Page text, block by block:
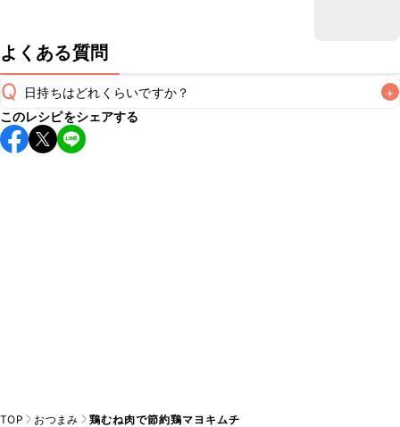
よくある質問
Q 日持ちはどれくらいですか？ +
保存期間は冷蔵で翌日中が目安です。なるべくお早めにお召
し上がりください。
このレシピをシェアする
TOP おつまみ 鶏むね肉で節約鶏マヨキムチ